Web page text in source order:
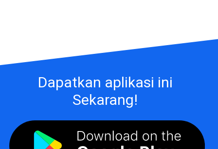
Dapatkan aplikasi ini
Sekarang!